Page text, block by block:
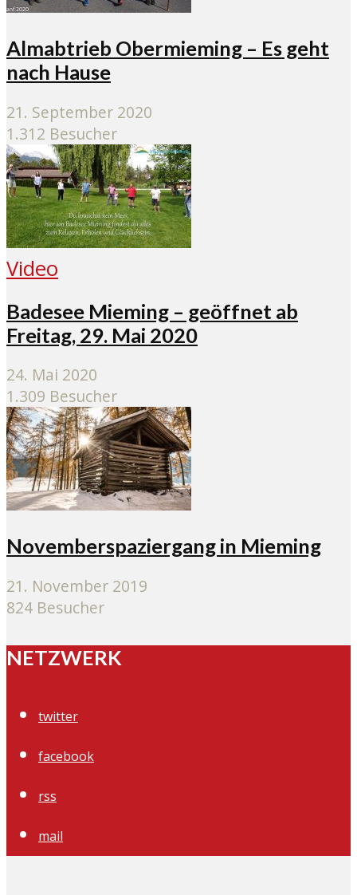
Almabtrieb Obermieming – Es geht
nach Hause
21. September 2020
1.312 Besucher
Video
Badesee Mieming – geöffnet ab
Freitag, 29. Mai 2020
24. Mai 2020
1.309 Besucher
Novemberspaziergang in Mieming
21. November 2019
824 Besucher
NETZWERK
twitter
facebook
rss
mail